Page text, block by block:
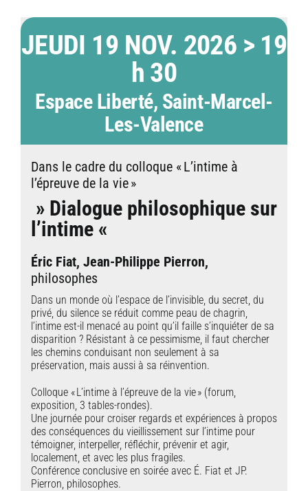
JEUDI 19 NOV. 2026 > 19
h 30
Espace Liberté, Saint-Marcel-
Les-Valence
Dans le cadre du colloque « L’intime à
l’épreuve de la vie »
» Dialogue philosophique sur
l’intime «
Éric Fiat, Jean-Philippe Pierron,
philosophes
Dans un monde où l’espace de l’invisible, du secret, du
privé, du silence se réduit comme peau de chagrin,
l’intime est-il menacé au point qu’il faille s’inquiéter de sa
disparition ? Résistant à ce pessimisme, il faut chercher
les chemins conduisant non seulement à sa
préservation, mais aussi à sa réinvention.
Colloque « L’intime à l’épreuve de la vie » (forum,
exposition, 3 tables-rondes).
Une journée pour croiser regards et expériences à propos
des conséquences du vieillissement sur l’intime pour
témoigner, interpeller, réfléchir, prévenir et agir,
localement, et avec les plus fragiles.
Conférence conclusive en soirée avec É. Fiat et JP.
Pierron, philosophes.